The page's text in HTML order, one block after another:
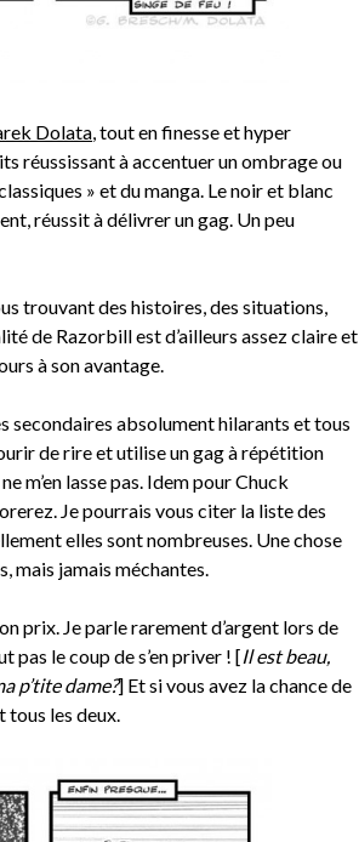
Dolata, tout en finesse et hyper
réussissant à accentuer un ombrage ou
» et du manga. Le noir et blanc
réussit à délivrer un gag. Un peu
trouvant des histoires, des situations,
de Razorbill est d’ailleurs assez claire et
à son avantage.
secondaires absolument hilarants et tous
de rire et utilise un gag à répétition
m’en lasse pas. Idem pour Chuck
Je pourrais vous citer la liste des
elles sont nombreuses. Une chose
mais jamais méchantes.
prix. Je parle rarement d’argent lors de
pas le coup de s’en priver ! [Il est beau,
p’tite dame?] Et si vous avez la chance de
tous les deux.